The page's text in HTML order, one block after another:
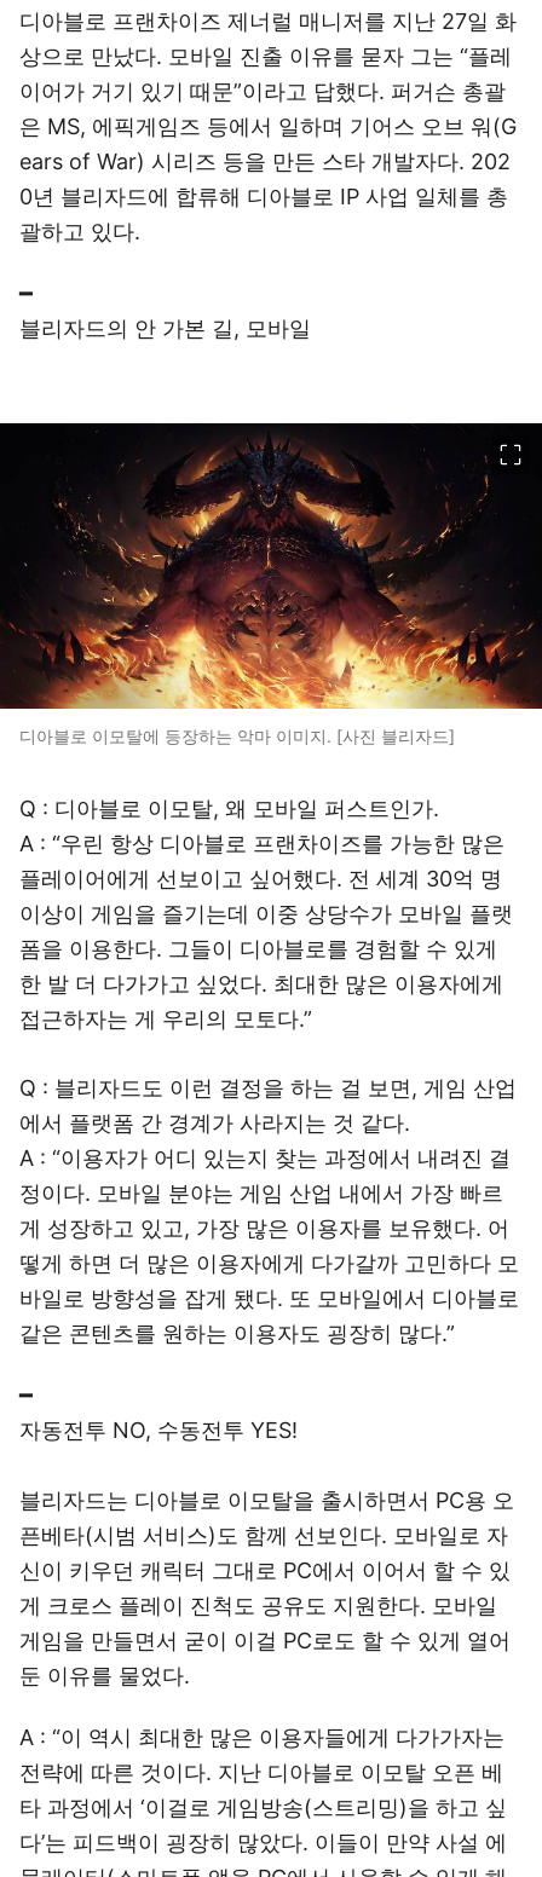
디아블로 프랜차이즈 제너럴 매니저를 지난 27일 화
상으로 만났다. 모바일 진출 이유를 묻자 그는 “플레
이어가 거기 있기 때문”이라고 답했다. 퍼거슨 총괄
은 MS, 에픽게임즈 등에서 일하며 기어스 오브 워(G
ears of War) 시리즈 등을 만든 스타 개발자다. 202
0년 블리자드에 합류해 디아블로 IP 사업 일체를 총
괄하고 있다.
━
블리자드의 안 가본 길, 모바일
디아블로 이모탈에 등장하는 악마 이미지. [사진 블리자드]
Q : 디아블로 이모탈, 왜 모바일 퍼스트인가.
A : “우린 항상 디아블로 프랜차이즈를 가능한 많은
플레이어에게 선보이고 싶어했다. 전 세계 30억 명
이상이 게임을 즐기는데 이중 상당수가 모바일 플랫
폼을 이용한다. 그들이 디아블로를 경험할 수 있게
한 발 더 다가가고 싶었다. 최대한 많은 이용자에게
접근하자는 게 우리의 모토다.”
Q : 블리자드도 이런 결정을 하는 걸 보면, 게임 산업
에서 플랫폼 간 경계가 사라지는 것 같다.
A : “이용자가 어디 있는지 찾는 과정에서 내려진 결
정이다. 모바일 분야는 게임 산업 내에서 가장 빠르
게 성장하고 있고, 가장 많은 이용자를 보유했다. 어
떻게 하면 더 많은 이용자에게 다가갈까 고민하다 모
바일로 방향성을 잡게 됐다. 또 모바일에서 디아블로
같은 콘텐츠를 원하는 이용자도 굉장히 많다.”
━
자동전투 NO, 수동전투 YES!
블리자드는 디아블로 이모탈을 출시하면서 PC용 오
픈베타(시범 서비스)도 함께 선보인다. 모바일로 자
신이 키우던 캐릭터 그대로 PC에서 이어서 할 수 있
게 크로스 플레이 진척도 공유도 지원한다. 모바일
게임을 만들면서 굳이 이걸 PC로도 할 수 있게 열어
둔 이유를 물었다.
A : “이 역시 최대한 많은 이용자들에게 다가가자는
전략에 따른 것이다. 지난 디아블로 이모탈 오픈 베
타 과정에서 ‘이걸로 게임방송(스트리밍)을 하고 싶
다’는 피드백이 굉장히 많았다. 이들이 만약 사설 에